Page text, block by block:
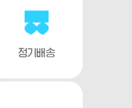
정기배송